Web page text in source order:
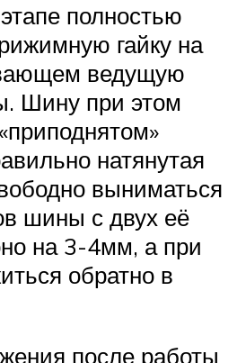
полностью
гайку на
ведущую
Шину при этом
натянутая
выниматься
шины с двух её
на 3-4мм, а при
обратно в
после работы